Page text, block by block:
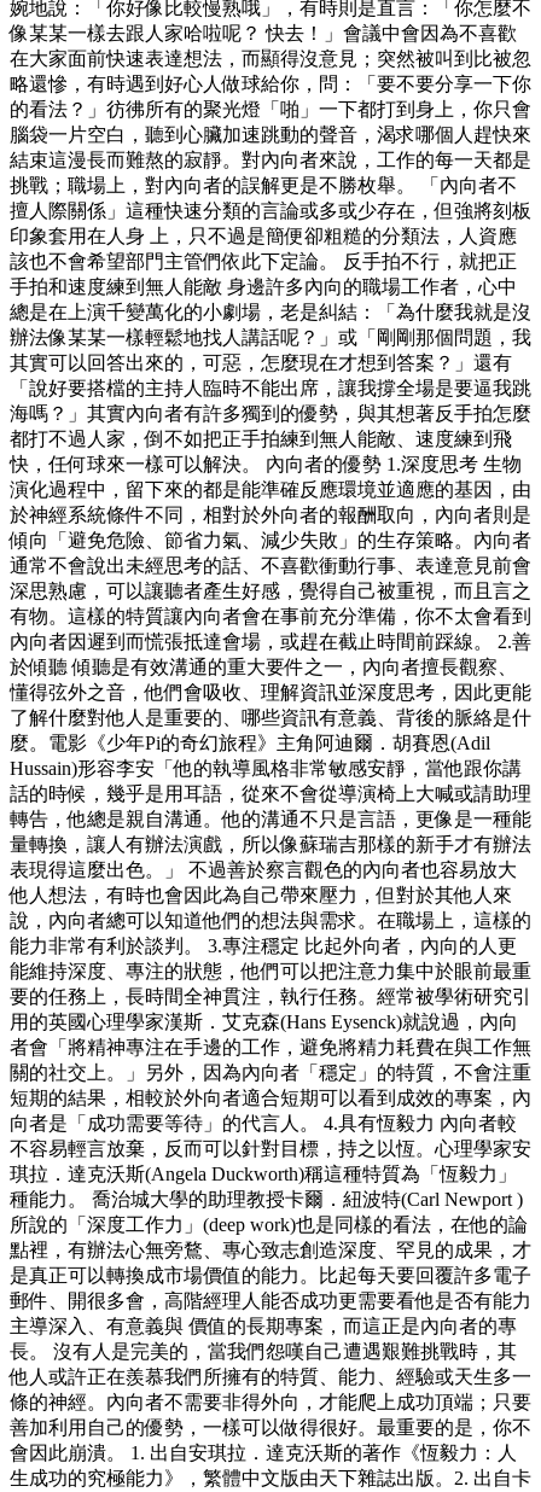
婉地說：「你好像比較慢熟哦」，有時則是直言：「你怎麼不
像某某一樣去跟人家哈啦呢？ 快去！」會議中會因為不喜歡
在大家面前快速表達想法，而顯得沒意見；突然被叫到比被忽
略還慘，有時遇到好心人做球給你，問：「要不要分享一下你
的看法？」彷彿所有的聚光燈「啪」一下都打到身上，你只會
腦袋一片空白，聽到心臟加速跳動的聲音，渴求哪個人趕快來
結束這漫長而難熬的寂靜。對內向者來說，工作的每一天都是
挑戰；職場上，對內向者的誤解更是不勝枚舉。 「內向者不
擅人際關係」這種快速分類的言論或多或少存在，但強將刻板
印象套用在人身 上，只不過是簡便卻粗糙的分類法，人資應
該也不會希望部門主管們依此下定論。 反手拍不行，就把正
手拍和速度練到無人能敵 身邊許多內向的職場工作者，心中
總是在上演千變萬化的小劇場，老是糾結：「為什麼我就是沒
辦法像某某一樣輕鬆地找人講話呢？」或「剛剛那個問題，我
其實可以回答出來的，可惡，怎麼現在才想到答案？」還有
「說好要搭檔的主持人臨時不能出席，讓我撐全場是要逼我跳
海嗎？」其實內向者有許多獨到的優勢，與其想著反手拍怎麼
都打不過人家，倒不如把正手拍練到無人能敵、速度練到飛
快，任何球來一樣可以解決。 內向者的優勢 1.深度思考 生物
演化過程中，留下來的都是能準確反應環境並適應的基因，由
於神經系統條件不同，相對於外向者的報酬取向，內向者則是
傾向「避免危險、節省力氣、減少失敗」的生存策略。內向者
通常不會說出未經思考的話、不喜歡衝動行事、表達意見前會
深思熟慮，可以讓聽者產生好感，覺得自己被重視，而且言之
有物。這樣的特質讓內向者會在事前充分準備，你不太會看到
內向者因遲到而慌張抵達會場，或趕在截止時間前踩線。 2.善
於傾聽 傾聽是有效溝通的重大要件之一，內向者擅長觀察、
懂得弦外之音，他們會吸收、理解資訊並深度思考，因此更能
了解什麼對他人是重要的、哪些資訊有意義、背後的脈絡是什
麼。電影《少年Pi的奇幻旅程》主角阿迪爾．胡賽恩(Adil
Hussain)形容李安「他的執導風格非常敏感安靜，當他跟你講
話的時候，幾乎是用耳語，從來不會從導演椅上大喊或請助理
轉告，他總是親自溝通。他的溝通不只是言語，更像是一種能
量轉換，讓人有辦法演戲，所以像蘇瑞吉那樣的新手才有辦法
表現得這麼出色。」 不過善於察言觀色的內向者也容易放大
他人想法，有時也會因此為自己帶來壓力，但對於其他人來
說，內向者總可以知道他們的想法與需求。在職場上，這樣的
能力非常有利於談判。 3.專注穩定 比起外向者，內向的人更
能維持深度、專注的狀態，他們可以把注意力集中於眼前最重
要的任務上，長時間全神貫注，執行任務。經常被學術研究引
用的英國心理學家漢斯．艾克森(Hans Eysenck)就說過，內向
者會「將精神專注在手邊的工作，避免將精力耗費在與工作無
關的社交上。」另外，因為內向者「穩定」的特質，不會注重
短期的結果，相較於外向者適合短期可以看到成效的專案，內
向者是「成功需要等待」的代言人。 4.具有恆毅力 內向者較
不容易輕言放棄，反而可以針對目標，持之以恆。心理學家安
琪拉．達克沃斯(Angela Duckworth)稱這種特質為「恆毅力」
種能力。 喬治城大學的助理教授卡爾．紐波特(Carl Newport )
所說的「深度工作力」(deep work)也是同樣的看法，在他的論
點裡，有辦法心無旁鶩、專心致志創造深度、罕見的成果，才
是真正可以轉換成市場價值的能力。比起每天要回覆許多電子
郵件、開很多會，高階經理人能否成功更需要看他是否有能力
主導深入、有意義與 價值的長期專案，而這正是內向者的專
長。 沒有人是完美的，當我們怨嘆自己遭遇艱難挑戰時，其
他人或許正在羨慕我們所擁有的特質、能力、經驗或天生多一
條的神經。內向者不需要非得外向，才能爬上成功頂端；只要
善加利用自己的優勢，一樣可以做得很好。最重要的是，你不
會因此崩潰。 1. 出自安琪拉．達克沃斯的著作《恆毅力：人
生成功的究極能力》，繁體中文版由天下雜誌出版。2. 出自卡